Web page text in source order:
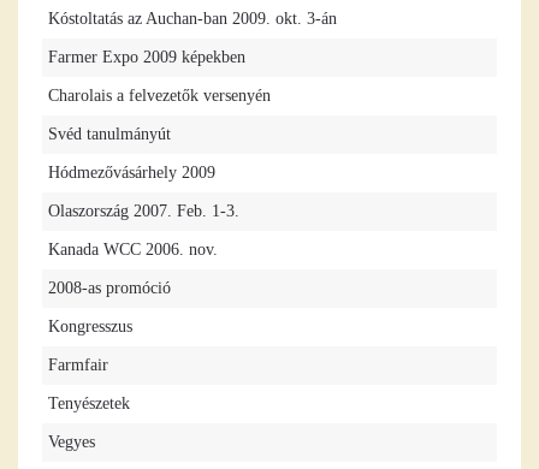
Kóstoltatás az Auchan-ban 2009. okt. 3-án
Farmer Expo 2009 képekben
Charolais a felvezetők versenyén
Svéd tanulmányút
Hódmezővásárhely 2009
Olaszország 2007. Feb. 1-3.
Kanada WCC 2006. nov.
2008-as promóció
Kongresszus
Farmfair
Tenyészetek
Vegyes